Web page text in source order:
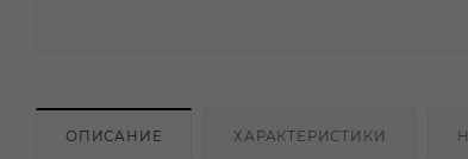
ОПИСАНИЕ ХАРАКТЕРИСТИКИ